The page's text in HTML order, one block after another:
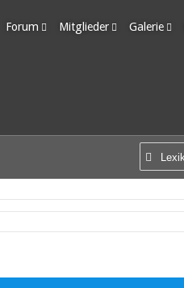
Forum Mitglieder Galerie